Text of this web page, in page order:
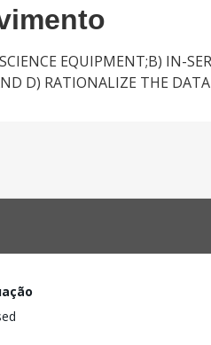
EQUIPMENT;B) IN-
D) RATIONALIZE THE